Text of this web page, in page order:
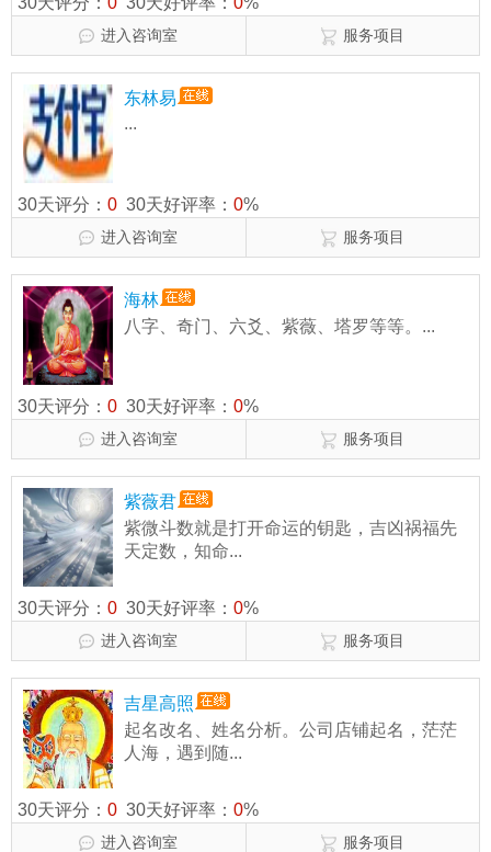
进入咨询室 服务项目
东林易
...
30天评分： 0 30天好评率： 0%
进入咨询室 服务项目
海林
八字、奇门、六爻、紫薇、塔罗等等。...
30天评分： 0 30天好评率： 0%
进入咨询室 服务项目
紫薇君
紫微斗数就是打开命运的钥匙，吉凶祸福先
天定数，知命...
30天评分： 0 30天好评率： 0%
进入咨询室 服务项目
吉星高照
起名改名、姓名分析。公司店铺起名，茫茫
人海，遇到随...
30天评分： 0 30天好评率： 0%
进入咨询室 服务项目